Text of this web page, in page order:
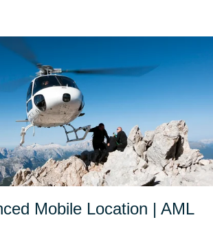
Mobile Location | AML
alla tecnologia AML, gli smartphone
automaticamente la posizione esatta
ai servizi di emergenza, riducendo